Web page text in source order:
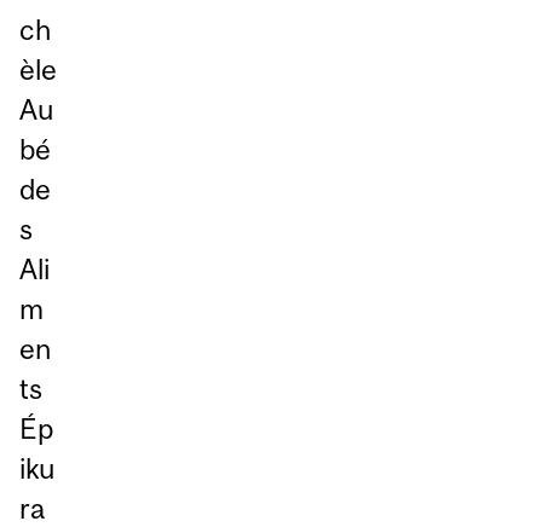
ch
èle
Au
bé
de
s
Ali
m
en
ts
Ép
iku
ra